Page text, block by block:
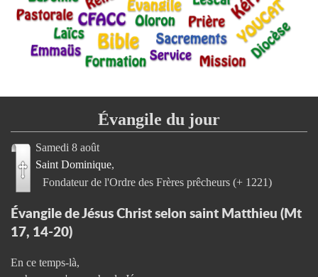
Évangile du jour
Samedi 8 août
Saint Dominique
Fondateur de l'Ordre des Frères prêcheurs (+ 1221)
Évangile de Jésus Christ selon saint Matthieu (Mt
17, 14-20)
En ce temps-là,